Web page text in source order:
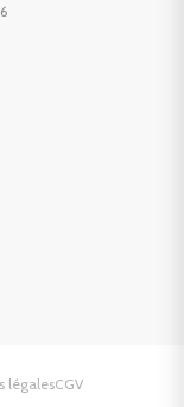
légalesCGV